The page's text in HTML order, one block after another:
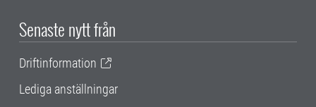
Senaste nytt från
Driftinformation
Lediga anställningar